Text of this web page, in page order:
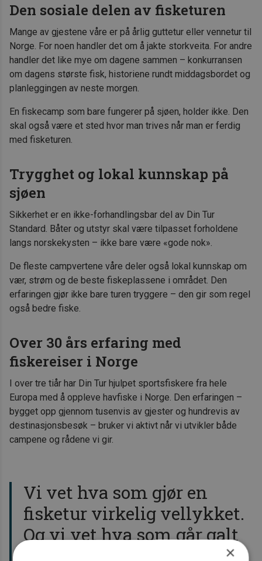
Den sosiale delen av fisketuren
Mange av gjestene våre er på årlig guttetur eller vennetur til
Norge. For noen handler det om å jakte storkveita. For andre
handler det like mye om dagene sammen – konkurransen
om dagens største fisk, historiene rundt middagsbordet og
planleggingen av neste morgen.
En fiskecamp som bare fungerer på sjøen, holder ikke. Den
skal også være et sted hvor man trives når man er ferdig
med fisketuren.
Trygghet og lokal kunnskap på
sjøen
Sikkerhet er en ikke-forhandlingsbar del av Din Tur
Standard. Båter og utstyr skal være tilpasset forholdene
langs norskekysten – ikke bare være «gode nok».
De fleste campvertene våre deler også lokal kunnskap om
vær, strøm og de beste fiskeplassene i området. Den
erfaringen gjør ikke bare turen tryggere – den gir som regel
også bedre fiske.
Over 30 års erfaring med
fiskereiser i Norge
I over tre tiår har Din Tur hjulpet sportsfiskere fra hele
Europa med å oppleve havfiske i Norge. Den erfaringen –
bygget opp gjennom tusenvis av gjester og hundrevis av
destinasjonsbesøk – bruker vi aktivt når vi utvikler både
campene og rådene vi gir.
Vi vet hva som gjør en
fisketur virkelig vellykket.
Og vi vet hva som går galt
×